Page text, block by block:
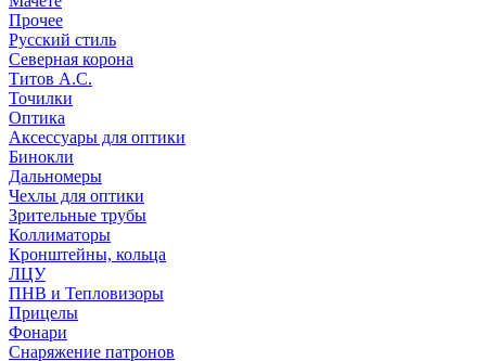
Прочее
Русский стиль
Северная корона
Титов А.С.
Точилки
Оптика
Аксессуары для оптики
Бинокли
Дальномеры
Чехлы для оптики
Зрительные трубы
Коллиматоры
Кронштейны, кольца
ЛЦУ
ПНВ и Тепловизоры
Прицелы
Фонари
Снаряжение патронов